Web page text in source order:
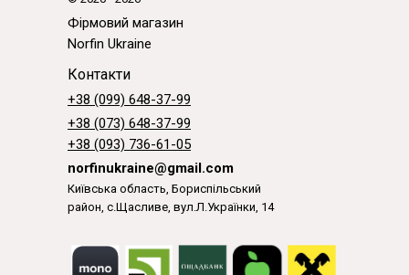
Фірмовий магазин
Norfin Ukraine
Контакти
Київська область, Бориспільський
район, с.Щасливе, вул.Л.Українки, 14
+38 (099) 648-37-99
norfinukraine@gmail.com
+38 (073) 648-37-99
+38 (093) 736-61-05